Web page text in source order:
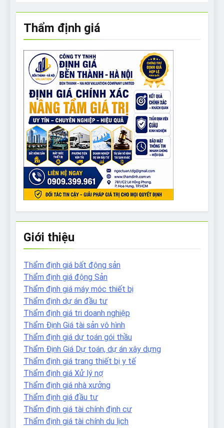
Thẩm định giá
Giới thiệu
Thẩm định giá bất động sản
Thẩm định giá động Sản
Thẩm định giá máy móc thiết bị
Thẩm định dự án đầu tư
Thẩm định giá tri doanh nghiệp
Thẩm Định Giá tài sản vô hình
Thẩm định giá dự toán gói thầu
Thẩm Định Giá Dự toán, dự án xây dựng
Thẩm định giá trang thiết bị y tế
Thẩm định giá Xử lý nợ
Thẩm định giá nhà xưởng
Thẩm định giá đầu tư
Thẩm định giá tài chính định cư
Thẩm định giá tài chính du lịch